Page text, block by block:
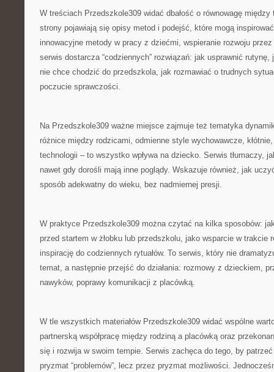
W treściach Przedszkole309 widać dbałość o równowagę
strony pojawiają się opisy metod i podejść, które mogą
innowacyjne metody w pracy z dziećmi, wspieranie rozwoju
serwis dostarcza “codziennych” rozwiązań: jak usprawnić
nie chce chodzić do przedszkola, jak rozmawiać o trudnych
poczucie sprawczości.
Na Przedszkole309 ważne miejsce zajmuje też tematyka
różnice między rodzicami, odmienne style wychowawcze,
technologii – to wszystko wpływa na dziecko. Serwis tłumaczy,
nawet gdy dorośli mają inne poglądy. Wskazuje również, jak
sposób adekwatny do wieku, bez nadmiernej presji.
W praktyce Przedszkole309 można czytać na kilka sposobów:
przed startem w żłobku lub przedszkolu, jako wsparcie w trakcie
inspirację do codziennych rytuałów. To serwis, który nie
temat, a następnie przejść do działania: rozmowy z dzieckiem,
nawyków, poprawy komunikacji z placówką.
W tle wszystkich materiałów Przedszkole309 widać wspólne
partnerską współpracę między rodziną a placówką oraz
się i rozwija w swoim tempie. Serwis zachęca do tego, by
pryzmat “problemów”, lecz przez pryzmat możliwości.